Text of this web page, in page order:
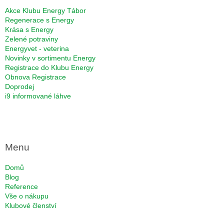
Akce Klubu Energy Tábor
Regenerace s Energy
Krása s Energy
Zelené potraviny
Energyvet - veterina
Novinky v sortimentu Energy
Registrace do Klubu Energy
Obnova Registrace
Doprodej
i9 informované láhve
Menu
Domů
Blog
Reference
Vše o nákupu
Klubové členství